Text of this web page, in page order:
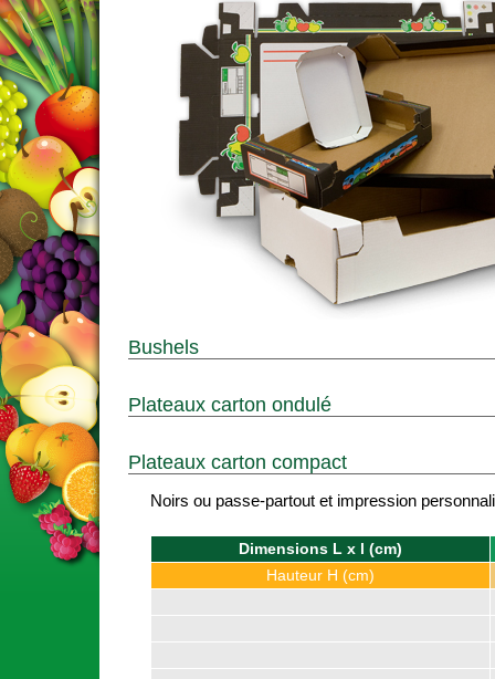
Bushels
Plateaux carton ondulé
Plateaux carton compact
Noirs ou passe-partout et impression
Dimensions L x l (cm)
Hauteur H (cm)